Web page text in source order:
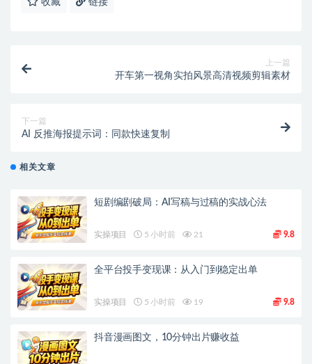
收藏 链接
上一篇
开车第一视角实拍风景高清视频剪辑素材
下一篇
AI 反推海报提示词：同款快速复制
相关文章
短剧编剧破局：AI写稿与过稿的实战心法
实操项目 5 小时前 21 9.8
全平台投手变现课：从入门到稳定出单
实操项目 5 小时前 19 9.8
抖音漫画图文，10分钟出片赚收益